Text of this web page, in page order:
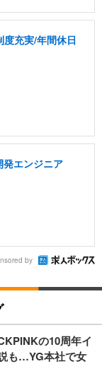
充実/年間休日
発エンジニア
by
の10周年イ
も…YG本社で女